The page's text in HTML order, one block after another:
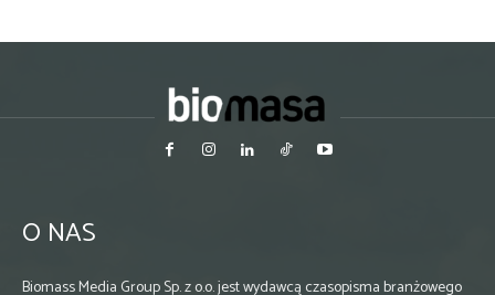
O NAS
Biomass Media Group Sp. z o.o. jest wydawcą czasopisma branżowego